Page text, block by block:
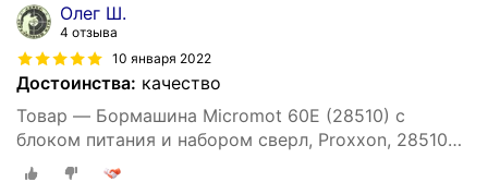
Олег Ш.
4 отзыва
10 января 2022
Достоинства: качество
Товар — Бормашина Micromot 60E (28510) с
блоком питания и набором сверл, Proxxon, 28510
nw